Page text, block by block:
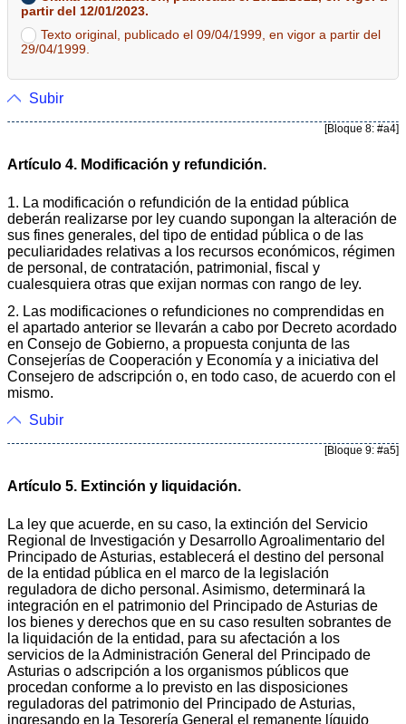
partir del 12/01/2023.
Texto original, publicado el 09/04/1999, en vigor a partir del
29/04/1999.
Subir
[Bloque 8: #a4]
Artículo 4. Modificación y refundición.
1. La modificación o refundición de la entidad pública
deberán realizarse por ley cuando supongan la alteración de
sus fines generales, del tipo de entidad pública o de las
peculiaridades relativas a los recursos económicos, régimen
de personal, de contratación, patrimonial, fiscal y
cualesquiera otras que exijan normas con rango de ley.
2. Las modificaciones o refundiciones no comprendidas en
el apartado anterior se llevarán a cabo por Decreto acordado
en Consejo de Gobierno, a propuesta conjunta de las
Consejerías de Cooperación y Economía y a iniciativa del
Consejero de adscripción o, en todo caso, de acuerdo con el
mismo.
Subir
[Bloque 9: #a5]
Artículo 5. Extinción y liquidación.
La ley que acuerde, en su caso, la extinción del Servicio
Regional de Investigación y Desarrollo Agroalimentario del
Principado de Asturias, establecerá el destino del personal
de la entidad pública en el marco de la legislación
reguladora de dicho personal. Asimismo, determinará la
integración en el patrimonio del Principado de Asturias de
los bienes y derechos que en su caso resulten sobrantes de
la liquidación de la entidad, para su afectación a los
servicios de la Administración General del Principado de
Asturias o adscripción a los organismos públicos que
procedan conforme a lo previsto en las disposiciones
reguladoras del patrimonio del Principado de Asturias,
ingresando en la Tesorería General el remanente líquido